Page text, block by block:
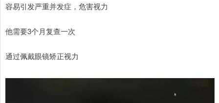
容易引发严重并发症，危害视力
他需要3个月复查一次
通过佩戴眼镜矫正视力